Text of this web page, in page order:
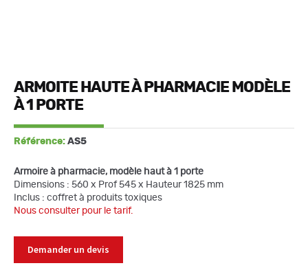
ARMOITE HAUTE À PHARMACIE MODÈLE
À 1 PORTE
Référence: AS5
Armoire à pharmacie, modèle haut à 1 porte
Dimensions : 560 x Prof 545 x Hauteur 1825 mm
Inclus : coffret à produits toxiques
Nous consulter pour le tarif.
Demander un devis